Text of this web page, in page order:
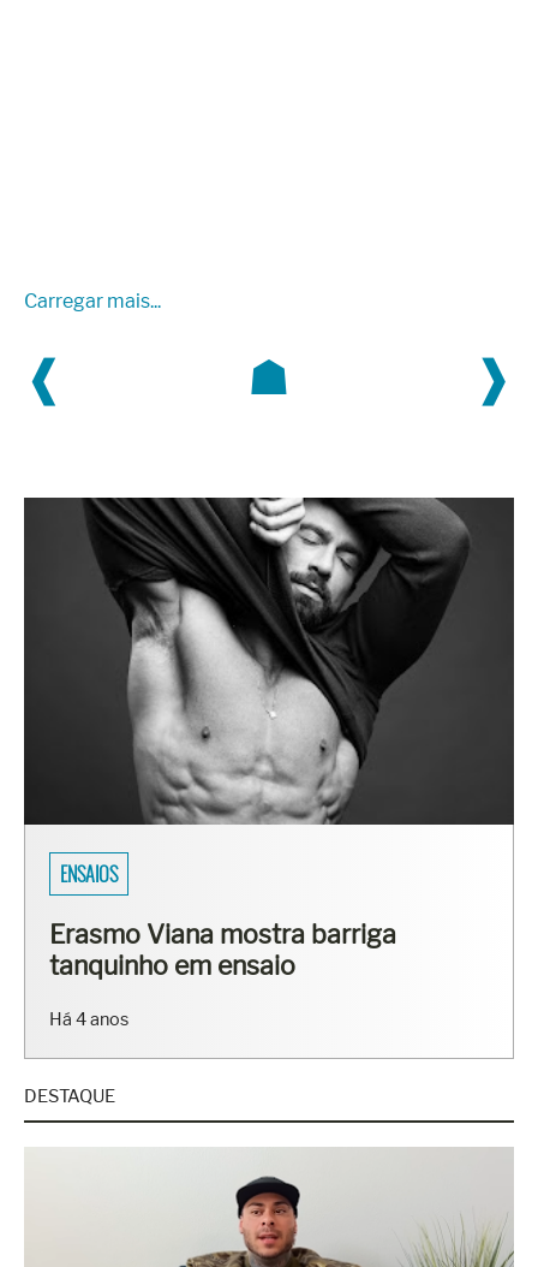
Carregar mais...
❰ ❱
☗
SARADOS DO BRASIL
Fisiculturistas Lucas Luz e Vinícius
Ribeiro mostram os corpos sarados
DESTAQUE